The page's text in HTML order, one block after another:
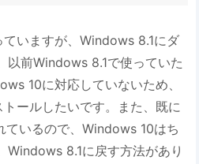
ていますが、Windows 8.1にダ
以前Windows 8.1で使っていた
10に対応していないため、
ールしたいです。また、既に
いるので、Windows 10はち
Windows 8.1に戻す方法があり